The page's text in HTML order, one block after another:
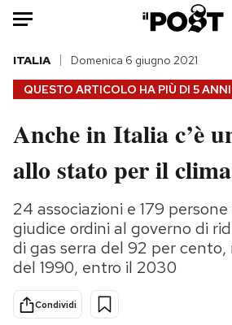
Auto
HOME
Italia
Politica
Tecnologia
Internet
Scienza
Cultura
Economia
Ok
QUESTO ARTICOLO HA PIÙ DI 5 ANNI
ITALIA Domenica 6 giugno 2021
Anche in Italia c’è
allo stato per il clima
24 associazioni e 179
giudice ordini al governo di
di gas serra del 92 per
del 1990, entro il 2030
Condividi